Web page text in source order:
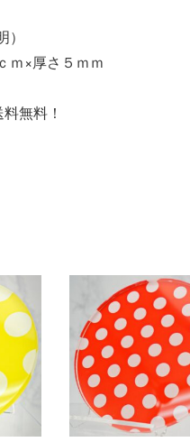
ｍ×厚さ５ｍｍ
無料！